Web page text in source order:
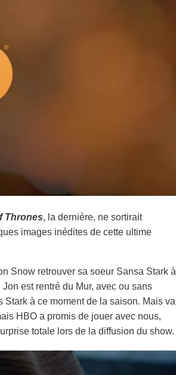
Thrones, la dernière, ne sortirait
images inédites de cette ultime
Snow retrouver sa soeur Sansa Stark à
est rentré du Mur, avec ou sans
à ce moment de la saison. Mais va
HBO a promis de jouer avec nous,
totale lors de la diffusion du show.